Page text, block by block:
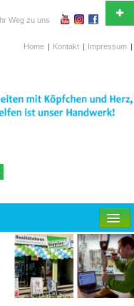
in der
Weg zu uns
Impressum |
Kontakt |
Home |